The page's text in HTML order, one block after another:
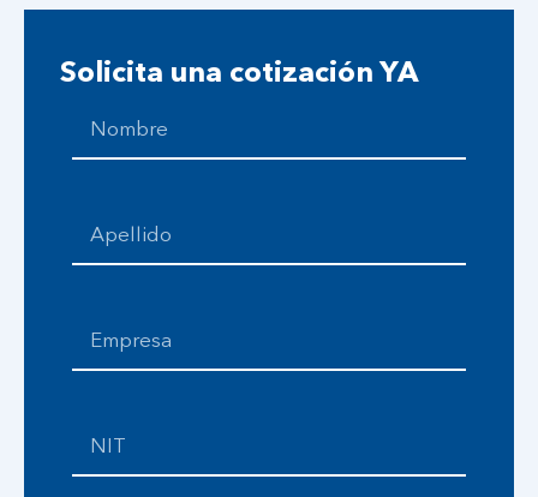
Solicita una cotización YA